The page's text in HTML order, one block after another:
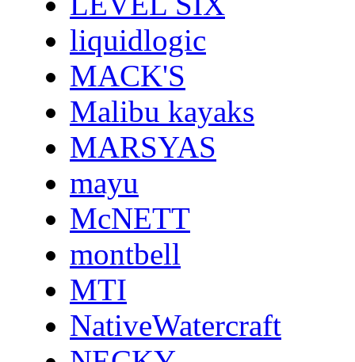
liquidlogic
MACK'S
Malibu kayaks
MARSYAS
mayu
McNETT
montbell
MTI
NativeWatercraft